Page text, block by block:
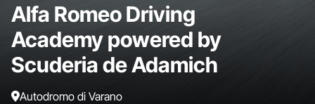
Alfa Romeo Driving
Academy powered by
Scuderia de Adamich
Autodromo di Varano